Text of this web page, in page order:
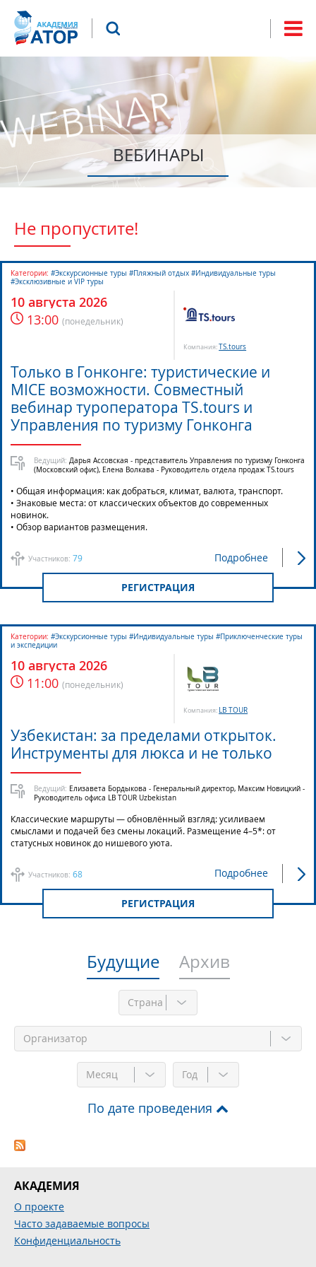
поиска
Что будем искать?
ВЕБИНАРЫ
Не пропустите!
10 августа 2026
13:00 (понедельник)
Компания:TS.tours
Участников: 79
Категории: #Экскурсионные туры #Пляжный отдых #Индивидуальные туры
#Эксклюзивные и VIP туры
Только в Гонконге: туристические и
MICE возможности. Совместный
вебинар туроператора TS.tours и
Управления по туризму Гонконга
Ведущий: Дарья Ассовская - представитель Управления по туризму Гонконга
(Московский офис), Елена Волкава - Руководитель отдела продаж TS.tours
• Общая информация: как добраться, климат, валюта, транспорт.
• Знаковые места: от классических объектов до современных
новинок.
• Обзор вариантов размещения.
Подробнее
РЕГИСТРАЦИЯ
10 августа 2026
11:00 (понедельник)
Компания: LB TOUR
Участников: 68
Категории: #Экскурсионные туры #Индивидуальные туры #Приключенческие туры
и экспедиции
Узбекистан: за пределами открыток.
Инструменты для люкса и не только
Ведущий: Елизавета Бордыкова - Генеральный директор, Максим Новицкий -
Руководитель офиса LB TOUR Uzbekistan
Классические маршруты — обновлённый взгляд: усиливаем
смыслами и подачей без смены локаций. Размещение 4–5*: от
статусных новинок до нишевого уюта.
Подробнее
РЕГИСТРАЦИЯ
Будущие Архив
Месяц Год
По дате проведения
АКАДЕМИЯ
О проекте
Часто задаваемые вопросы
Конфиденциальность